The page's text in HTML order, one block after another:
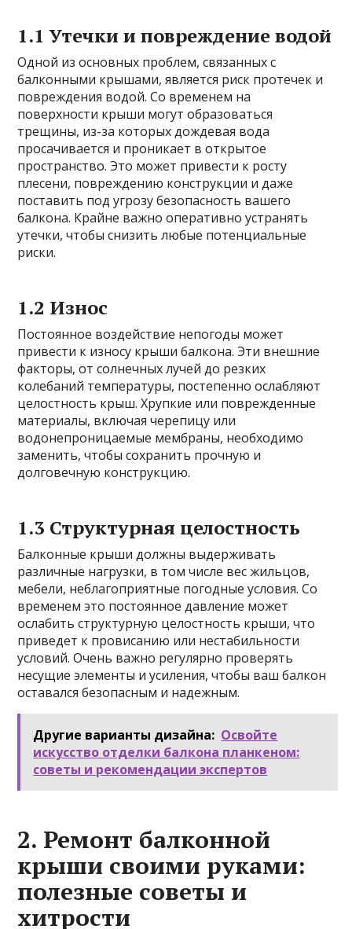
1.1 Утечки и повреждение водой
Одной из основных проблем, связанных с
балконными крышами, является риск протечек и
повреждения водой. Со временем на
поверхности крыши могут образоваться
трещины, из-за которых дождевая вода
просачивается и проникает в открытое
пространство. Это может привести к росту
плесени, повреждению конструкции и даже
поставить под угрозу безопасность вашего
балкона. Крайне важно оперативно устранять
утечки, чтобы снизить любые потенциальные
риски.
1.2 Износ
Постоянное воздействие непогоды может
привести к износу крыши балкона. Эти внешние
факторы, от солнечных лучей до резких
колебаний температуры, постепенно ослабляют
целостность крыш. Хрупкие или поврежденные
материалы, включая черепицу или
водонепроницаемые мембраны, необходимо
заменить, чтобы сохранить прочную и
долговечную конструкцию.
1.3 Структурная целостность
Балконные крыши должны выдерживать
различные нагрузки, в том числе вес жильцов,
мебели, неблагоприятные погодные условия. Со
временем это постоянное давление может
ослабить структурную целостность крыши, что
приведет к провисанию или нестабильности
условий. Очень важно регулярно проверять
несущие элементы и усиления, чтобы ваш балкон
оставался безопасным и надежным.
Другие варианты дизайна: Освойте
искусство отделки балкона планкеном:
советы и рекомендации экспертов
2. Ремонт балконной
крыши своими руками:
полезные советы и
хитрости